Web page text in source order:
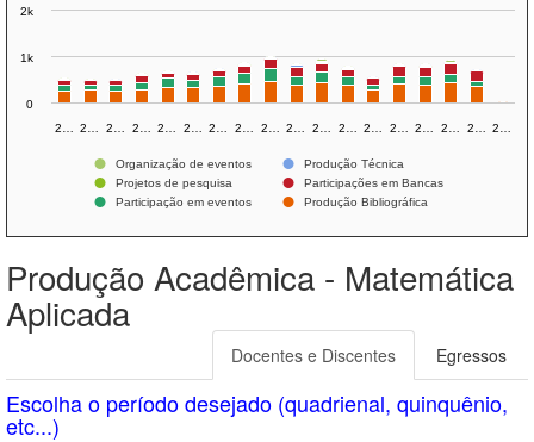
Organização de eventos
Produção Técnica
Projetos de pesquisa
Participações em Bancas
Participação em eventos
Produção Bibliográfica
2… 2… 2… 2… 2… 2… 2… 2… 2… 2… 2… 2… 2… 2… 2… 2… 2… 2…
0
1k
2k
Produção Acadêmica - Matemática
Aplicada
Egressos
Docentes e Discentes
Escolha o período desejado (quadrienal, quinquênio,
etc...)